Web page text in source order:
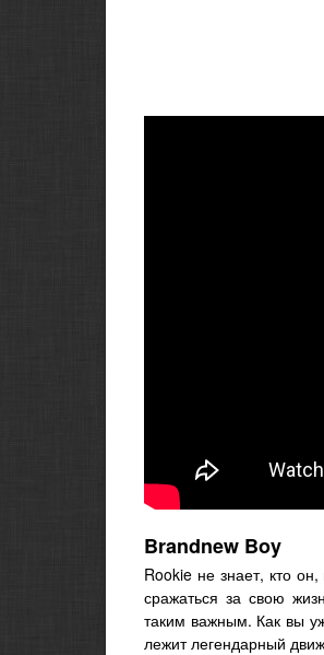
Brandnew Boy
Rookie не знает, кто
сражаться за свою
таким важным. Как вы
лежит легендарный